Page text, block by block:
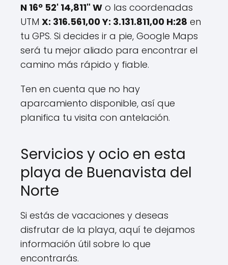
N 16º 52' 14,811" W o las coordenadas
UTM X: 316.561,00 Y: 3.131.811,00 H:28 en
tu GPS. Si decides ir a pie, Google Maps
será tu mejor aliado para encontrar el
camino más rápido y fiable.
Ten en cuenta que no hay
aparcamiento disponible, así que
planifica tu visita con antelación.
Servicios y ocio en esta
playa de Buenavista del
Norte
Si estás de vacaciones y deseas
disfrutar de la playa, aquí te dejamos
información útil sobre lo que
encontrarás.